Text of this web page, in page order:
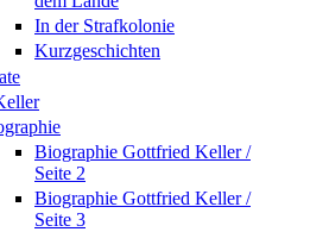
In der Strafkolonie
Kurzgeschichten
Biographie Gottfried Keller /
Seite 2
Biographie Gottfried Keller /
Seite 3